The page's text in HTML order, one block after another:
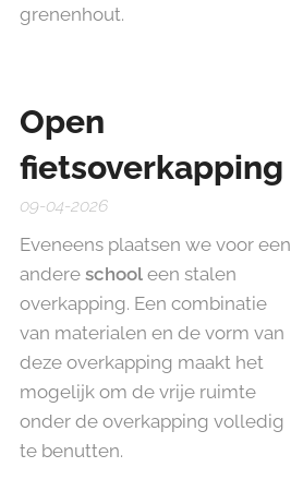
grenenhout.
Open
fietsoverkapping
09-04-2026
Eveneens plaatsen we voor een
andere school een stalen
overkapping. Een combinatie
van materialen en de vorm van
deze overkapping maakt het
mogelijk om de vrije ruimte
onder de overkapping volledig
te benutten.